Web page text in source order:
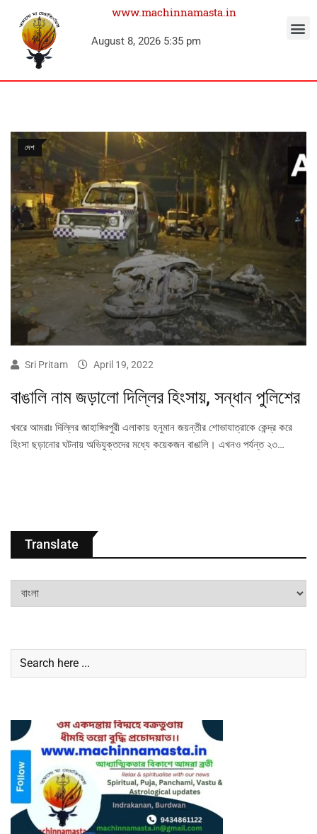
www.machinnamasta.in
August 8, 2026 5:35 pm
দেশ
Sri Pritam April 19, 2022
বাঙালি নাম জড়ালো দিল্লির হিংসায়, সন্ধান পুলিশের
খবরে আমরাঃ দিল্লির জাহাঙ্গিরপুরী এলাকায় হনুমান জয়ন্তীর শোভাযাত্রাকে কেন্দ্র করে
হিংসা ছড়ানোর ঘটনায় অভিযুক্তদের মধ্যে কয়েকজন বাঙালি। এখনও পর্যন্ত ২৩…
Translate